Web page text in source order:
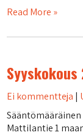
Read More »
Syyskokous
Ei kommentteja |
Mattilantie 1